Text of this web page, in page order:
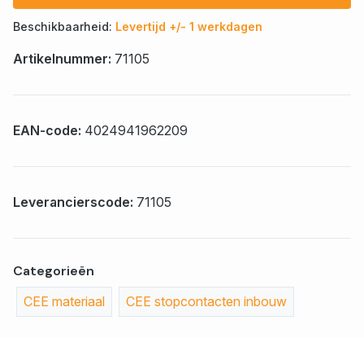
Beschikbaarheid: Levertijd +/- 1 werkdagen
Artikelnummer: 71105
EAN-code: 4024941962209
Leverancierscode: 71105
Categorieën
CEE materiaal CEE stopcontacten inbouw